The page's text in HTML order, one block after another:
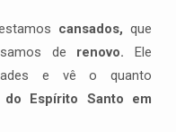
cansados, que
de renovo. Ele
e vê o quanto
do Espírito Santo em